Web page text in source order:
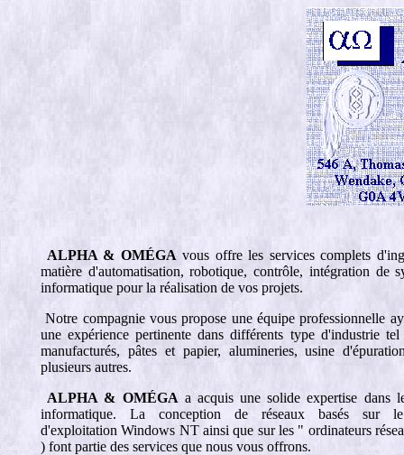
ALPHA & OMÉGA vous offre les services complets
matière d'automatisation, robotique, contrôle, intégration de
informatique pour la réalisation de vos projets.
Notre compagnie vous propose une équipe professionnelle
une expérience pertinente dans différents type d'industrie
manufacturés, pâtes et papier, alumineries, usine
plusieurs autres.
ALPHA & OMÉGA a acquis une solide expertise dans
informatique. La conception de réseaux basés sur le
d'exploitation Windows NT ainsi que sur les " ordinateurs
) font partie des services que nous vous offrons.